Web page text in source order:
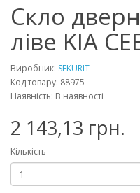
Скло
ліве KIA
Виробник: SEKURIT
Код товару: 88975
Наявність: В наявності
2 143,13 грн.
Кількість